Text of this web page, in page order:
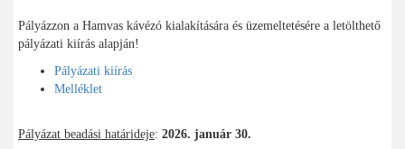
Pályázzon a Hamvas kávézó kialakítására és üzemeltetésére a letölthető
pályázati kiírás alapján!
Pályázati kiírás
Melléklet
Pályázat beadási határideje: 2026. január 30.